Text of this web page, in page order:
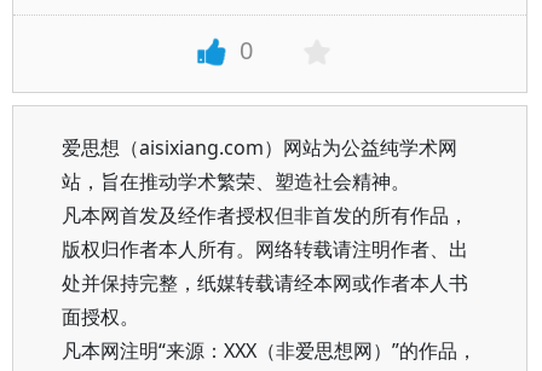
0
爱思想（aisixiang.com）网站为公益纯学术网
站，旨在推动学术繁荣、塑造社会精神。
凡本网首发及经作者授权但非首发的所有作品，
版权归作者本人所有。网络转载请注明作者、出
处并保持完整，纸媒转载请经本网或作者本人书
面授权。
凡本网注明“来源：XXX（非爱思想网）”的作品，